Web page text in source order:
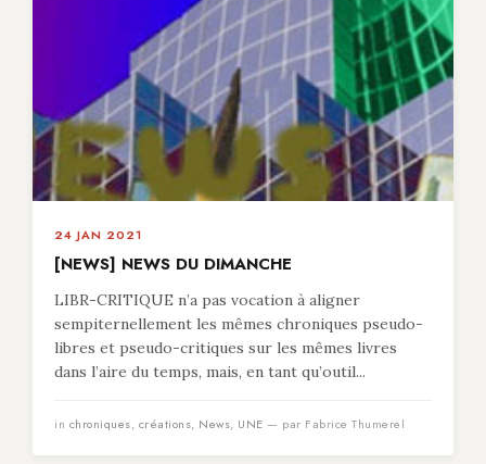
24 JAN 2021
[NEWS] NEWS DU DIMANCHE
LIBR-CRITIQUE n’a pas vocation à aligner
sempiternellement les mêmes chroniques pseudo-
libres et pseudo-critiques sur les mêmes livres
dans l’aire du temps, mais, en tant qu’outil...
in chroniques, créations, News, UNE — par Fabrice Thumerel